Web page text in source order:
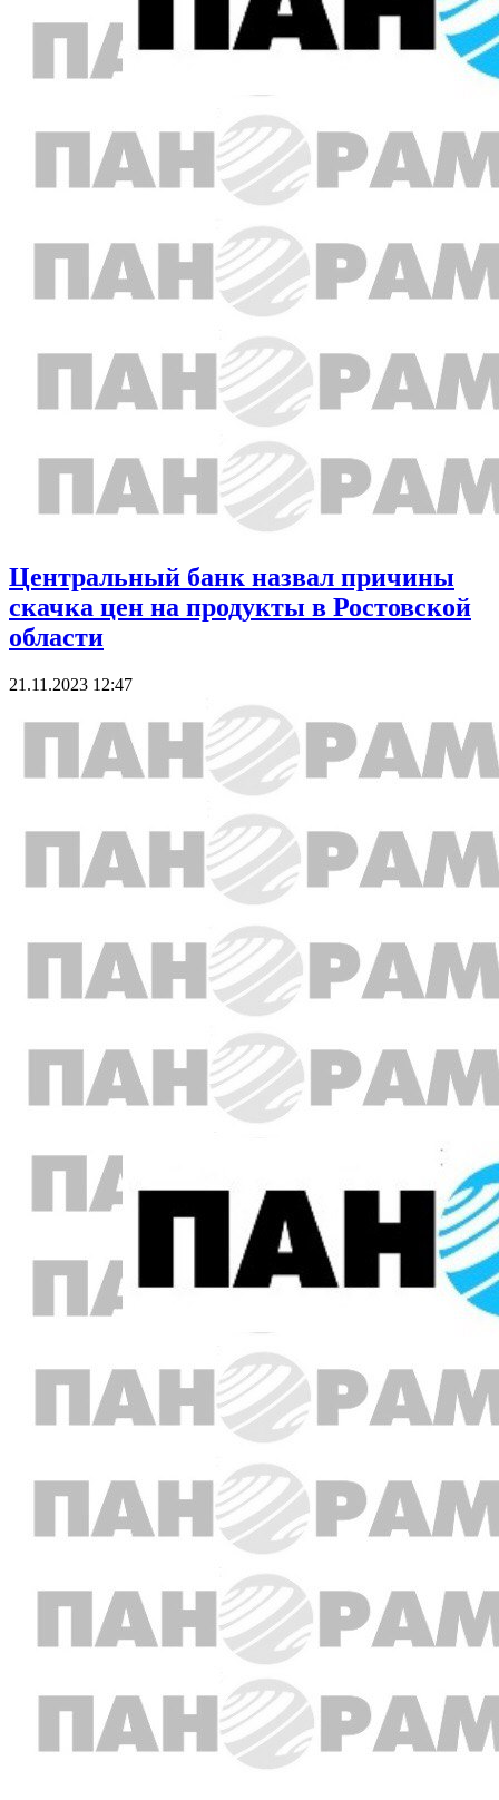
Центральный банк назвал причины
скачка цен на продукты в Ростовской
области
21.11.2023 12:47